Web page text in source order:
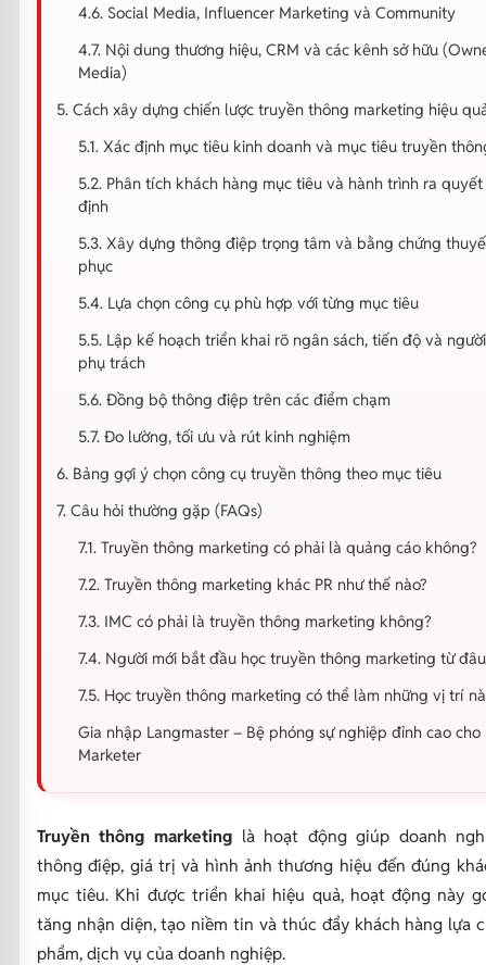
4.6. Social Media, Influencer Marketing và Community
4.7. Nội dung thương hiệu, CRM và các kênh sở hữu
Media)
5. Cách xây dựng chiến lược truyền thông marketing hiệu
5.1. Xác định mục tiêu kinh doanh và mục tiêu truyền
5.2. Phân tích khách hàng mục tiêu và hành trình ra quyết
định
5.3. Xây dựng thông điệp trọng tâm và bằng chứng
phục
5.4. Lựa chọn công cụ phù hợp với từng mục tiêu
5.5. Lập kế hoạch triển khai rõ ngân sách, tiến độ và người
phụ trách
5.6. Đồng bộ thông điệp trên các điểm chạm
5.7. Đo lường, tối ưu và rút kinh nghiệm
6. Bảng gợi ý chọn công cụ truyền thông theo mục tiêu
7. Câu hỏi thường gặp (FAQs)
7.1. Truyền thông marketing có phải là quảng cáo không?
7.2. Truyền thông marketing khác PR như thế nào?
7.3. IMC có phải là truyền thông marketing không?
7.4. Người mới bắt đầu học truyền thông marketing từ
7.5. Học truyền thông marketing có thể làm những vị trí
Gia nhập Langmaster – Bệ phóng sự nghiệp đỉnh cao cho
Marketer
Truyền thông marketing là hoạt động giúp doanh
thông điệp, giá trị và hình ảnh thương hiệu đến đúng
mục tiêu. Khi được triển khai hiệu quả, hoạt động này
tăng nhận diện, tạo niềm tin và thúc đẩy khách hàng lựa
phẩm, dịch vụ của doanh nghiệp.